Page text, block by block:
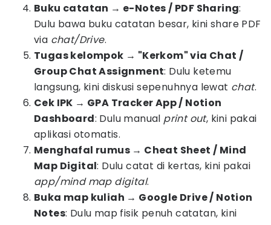
Buku catatan → e-Notes / PDF Sharing:
Dulu bawa buku catatan besar, kini share PDF
via chat/Drive.
Tugas kelompok → "Kerkom" via Chat /
Group Chat Assignment: Dulu ketemu
langsung, kini diskusi sepenuhnya lewat chat.
Cek IPK → GPA Tracker App / Notion
Dashboard: Dulu manual print out, kini pakai
aplikasi otomatis.
Menghafal rumus → Cheat Sheet / Mind
Map Digital: Dulu catat di kertas, kini pakai
app/mind map digital.
Buka map kuliah → Google Drive / Notion
Notes: Dulu map fisik penuh catatan, kini